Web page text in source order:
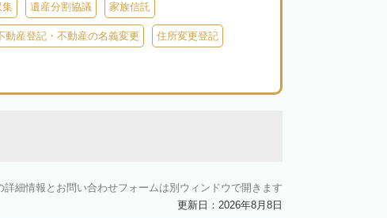
集 遺産分割協議 家族信託
動産登記・不動産の名義変更 住所変更登記
詳細情報とお問い合わせフォームは別ウィンドウで開きます
更新日：2026年8月8日